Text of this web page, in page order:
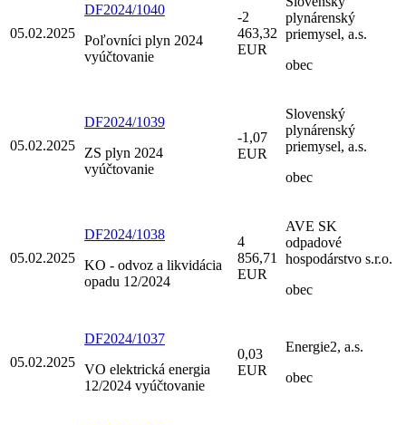
05.02.2025
DF2024/1040
Poľovníci plyn 2024
vyúčtovanie
-2
463,32
EUR
plynárenský
priemysel, a.s.
obec
05.02.2025
DF2024/1039
ZS plyn 2024
vyúčtovanie
-1,07
EUR
Slovenský
plynárenský
priemysel, a.s.
obec
05.02.2025
DF2024/1038
KO - odvoz a likvidácia
opadu 12/2024
4
856,71
EUR
AVE SK
odpadové
hospodárstvo s.r.o.
obec
05.02.2025
DF2024/1037
VO elektrická energia
12/2024 vyúčtovanie
0,03
EUR
Energie2, a.s.
obec